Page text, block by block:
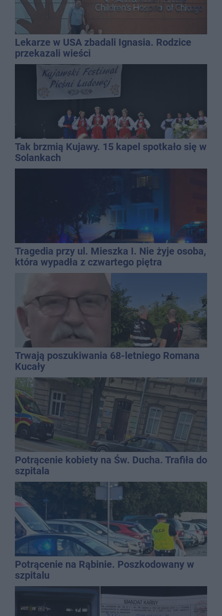
Lekarze w USA zbadali Ignasia. Rodzice
przekazali wieści
Tak brzmią Kujawy. 15 kapel spotkało się w
Solankach
Tragedia przy ul. Mieszka I. Nie żyje osoba,
która wypadła z czwartego piętra
Trwają poszukiwania 68-letniego Romana
Kucały
Potrącenie kobiety na Św. Ducha. Trafiła do
szpitala
Potrącenie na Rąbinie. Poszkodowany w
szpitalu